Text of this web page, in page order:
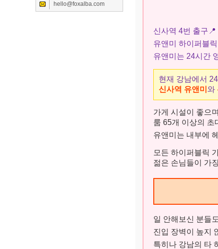
hello@foxalba.com
신사역 4번 출구 📍
유앤미 하이퍼블
유앤미는 24시간
현재 강남에서
신사역 유앤미 와
가게 시설이 좋으
룸 65개 이상의 초
유앤미는 내부에
모든 하이퍼블릭
젊은 손님들이 가
일 안해보신 분들
진입 장벽이 높지
특히나 강남의 타